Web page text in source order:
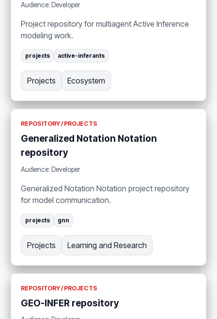
Audience: Developer
Project repository for multiagent Active Inference
modeling work.
projects active-inferants
Projects Ecosystem
REPOSITORY / PROJECTS
Generalized Notation Notation
repository
Audience: Developer
Generalized Notation Notation project repository
for model communication.
projects gnn
Projects Learning and Research
REPOSITORY / PROJECTS
GEO-INFER repository